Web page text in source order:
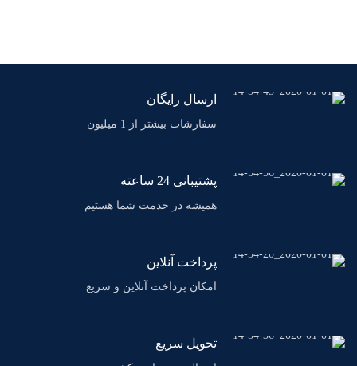
ارسال رایگان
سفارشات بیشتر از 1 میلیون
پشتیبانی 24 ساعته
همیشه در خدمت شما هستیم
پرداخت آنلاین
امکان پرداخت آنلاین و سریع
تحویل سریع